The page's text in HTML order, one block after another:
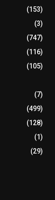
(153)
(3)
(747)
(116)
(105)
(7)
(499)
(128)
(1)
(29)